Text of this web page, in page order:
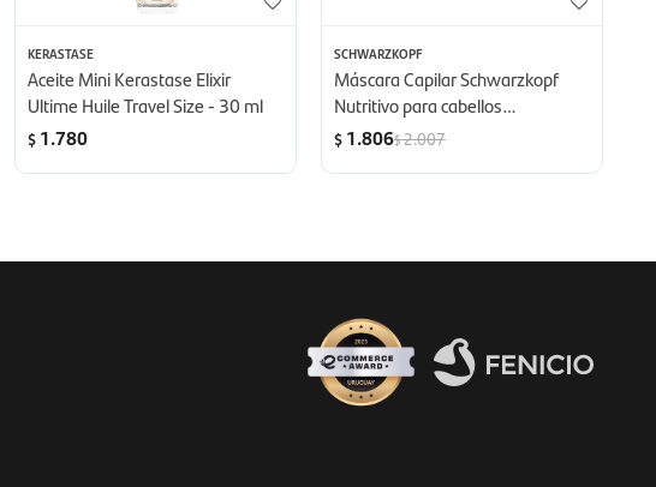
KERASTASE
Aceite Mini Kerastase Elixir
Ultime Huile Travel Size - 30 ml
$ 1.780
SCHWARZKOPF
Máscara Capilar Schwarzkopf
Nutritivo para cabellos
encrespado - 200 ml
$ 1.806$2.007